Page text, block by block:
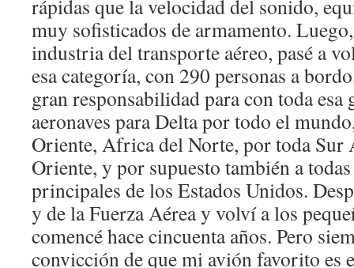
rápidas que la velocidad del sonido,
muy sofisticados de armamento.
industria del transporte aéreo, pasé a
esa categoría, con 290 personas a
gran responsabilidad para con toda esa
aeronaves para Delta por todo el
Oriente, Africa del Norte, por toda Sur
Oriente, y por supuesto también a
principales de los Estados Unidos.
y de la Fuerza Aérea y volví a los
comencé hace cincuenta años. Pero
convicción de que mi avión favorito es